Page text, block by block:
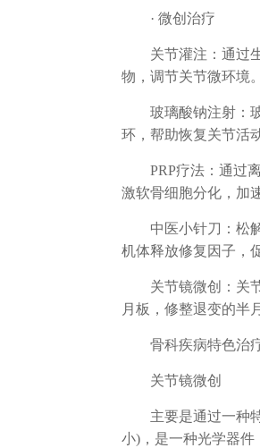
· 微创治疗
关节灌注：通过生
物，调节关节微环境。
玻璃酸钠注射：玻
环，帮助恢复关节活
PRP疗法：通过离
激软骨细胞分化，加
中医小针刀：松解
机体释放修复因子，
关节镜微创：关节
月板，修整退变的半
骨科疾病特色治
关节镜微创
主要是通过一种特
小)，是一种光学器